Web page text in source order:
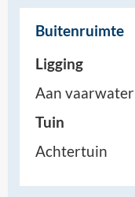
Buitenruimte
Ligging
Aan vaarwater
Tuin
Achtertuin